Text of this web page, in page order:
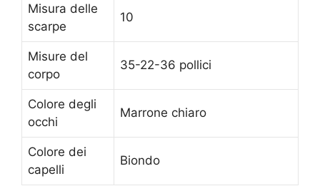
Misura delle
scarpe
10
Misure del
corpo
35-22-36 pollici
Colore degli
occhi
Marrone chiaro
Colore dei
capelli
Biondo